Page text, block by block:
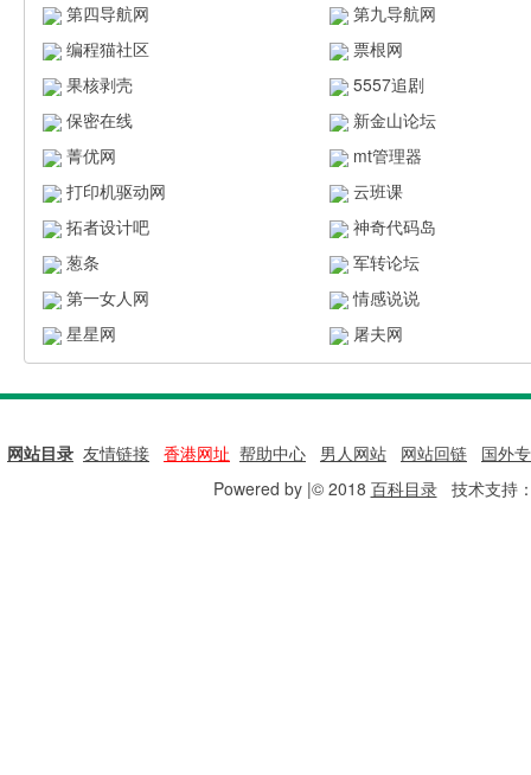
第四导航网
第九导航网
编程猫社区
票根网
果核剥壳
5557追剧
保密在线
新金山论坛
菁优网
mt管理器
打印机驱动网
云班课
拓者设计吧
神奇代码岛
葱条
军转论坛
第一女人网
情感说说
星星网
屠夫网
网站目录 友情链接 香港网址 帮助中心 男人网站 网站回链
国外
Powered by |© 2018 百科目录技术支持